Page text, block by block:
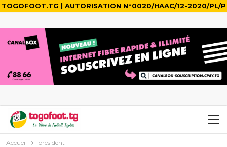
TOGOFOOT.TG | AUTORISATION N°0020/HAAC/12-2020/PL/P
Accueil president